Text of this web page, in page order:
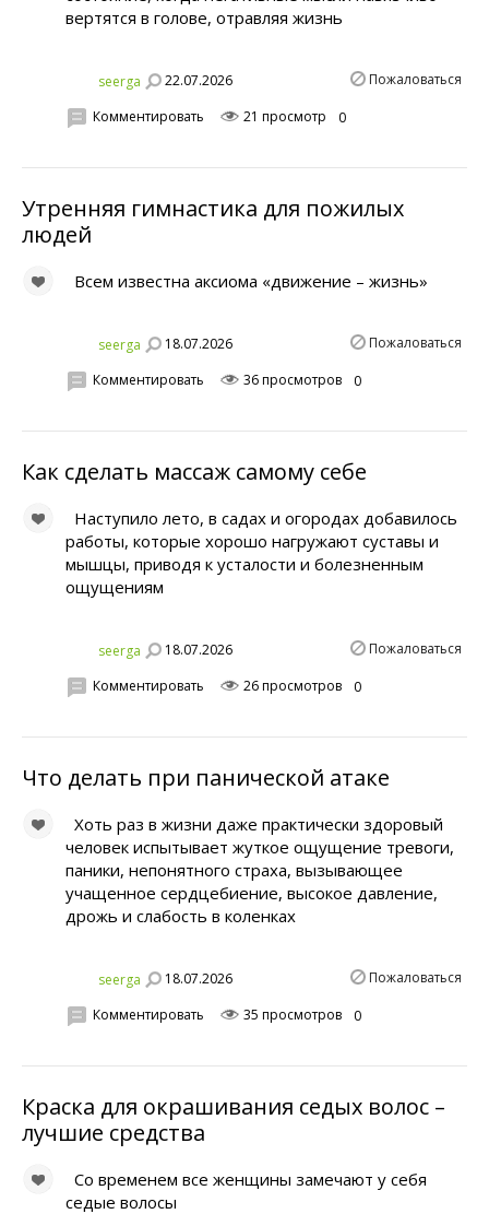
вертятся в голове, отравляя жизнь
seerga 22.07.2026 Пожаловаться
Комментировать 21 просмотр 0
Утренняя гимнастика для пожилых
людей
Всем известна аксиома «движение – жизнь»
seerga 18.07.2026 Пожаловаться
Комментировать 36 просмотров 0
Как сделать массаж самому себе
Наступило лето, в садах и огородах добавилось
работы, которые хорошо нагружают суставы и
мышцы, приводя к усталости и болезненным
ощущениям
seerga 18.07.2026 Пожаловаться
Комментировать 26 просмотров 0
Что делать при панической атаке
Хоть раз в жизни даже практически здоровый
человек испытывает жуткое ощущение тревоги,
паники, непонятного страха, вызывающее
учащенное сердцебиение, высокое давление,
дрожь и слабость в коленках
seerga 18.07.2026 Пожаловаться
Комментировать 35 просмотров 0
Краска для окрашивания седых волос –
лучшие средства
Со временем все женщины замечают у себя
седые волосы